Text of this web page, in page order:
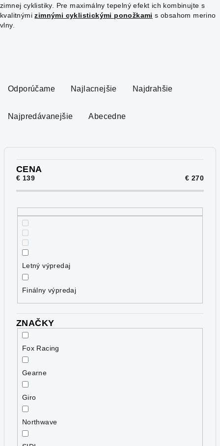
zimnej cyklistiky. Pre maximálny tepelný efekt ich kombinujte s
kvalitnými zimnými cyklistickými ponožkami s obsahom merino
vlny.
Odporúčame Najlacnejšie Najdrahšie
Najpredávanejšie Abecedne
CENA
€ 139 € 270
Letný výpredaj
Finálny výpredaj
ZNAČKY
Fox Racing
Gearne
Giro
Northwave